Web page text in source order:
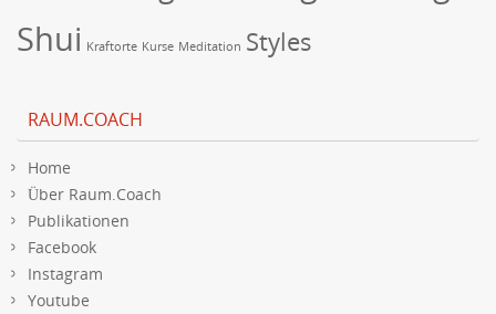
Shui Kraftorte Kurse Meditation Styles
RAUM.COACH
Home
Über Raum.Coach
Publikationen
Facebook
Instagram
Youtube